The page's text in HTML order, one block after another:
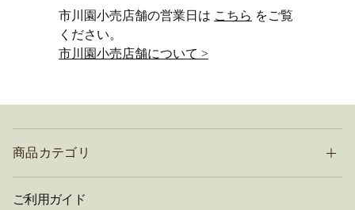
市川園小売店舗の営業日は こちら をご覧
ください。
市川園小売店舗について >
商品カテゴリ
ご利用ガイド